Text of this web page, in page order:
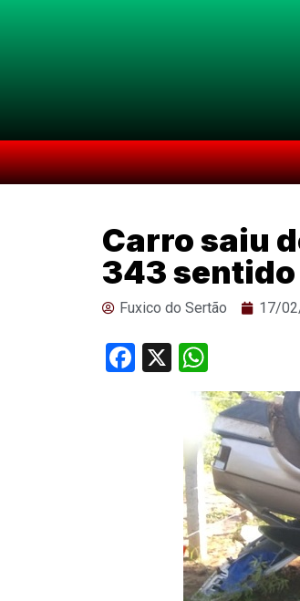
Carro saiu
343
Fuxico do Sertão 17/
Facebook
X